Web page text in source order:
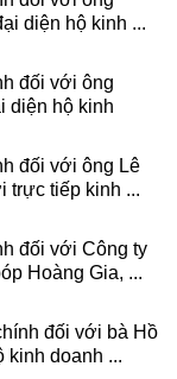
diện hộ kinh ...
đối với ông
diện hộ kinh
đối với ông Lê
trực tiếp kinh ...
đối với Công ty
Hoàng Gia, ...
đối với bà Hồ
kinh doanh ...